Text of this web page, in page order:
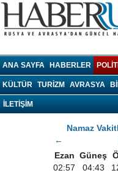
ANA SAYFA HABERLER
KÜLTÜR TURIZM AVRASYA
İLETİŞİM
Namaz
←
Ezan Güneş
02:57
04:43